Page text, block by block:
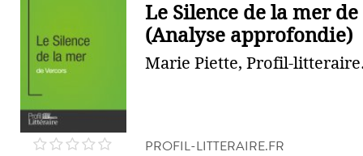
Le Silence de la mer
(Analyse approfondie)
Marie Piette, Profil-
PROFIL-LITTERAIRE.FR